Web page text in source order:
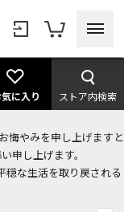
に入り ストア内検索
悔やみを申し上げますと
申し上げます。
穏な生活を取り戻される
ント！